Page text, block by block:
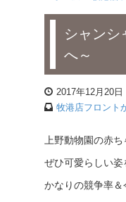
シャン
へ～
2017年12月20日
牧港店フロント
上野動物園の赤
ぜひ可愛らしい
かなりの競争率＆